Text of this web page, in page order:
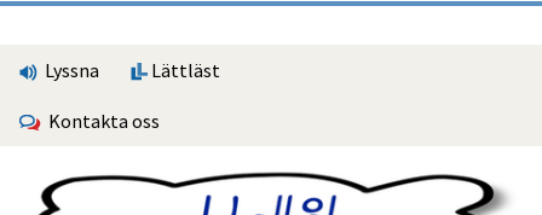
Lyssna Lättläst
Kontakta oss